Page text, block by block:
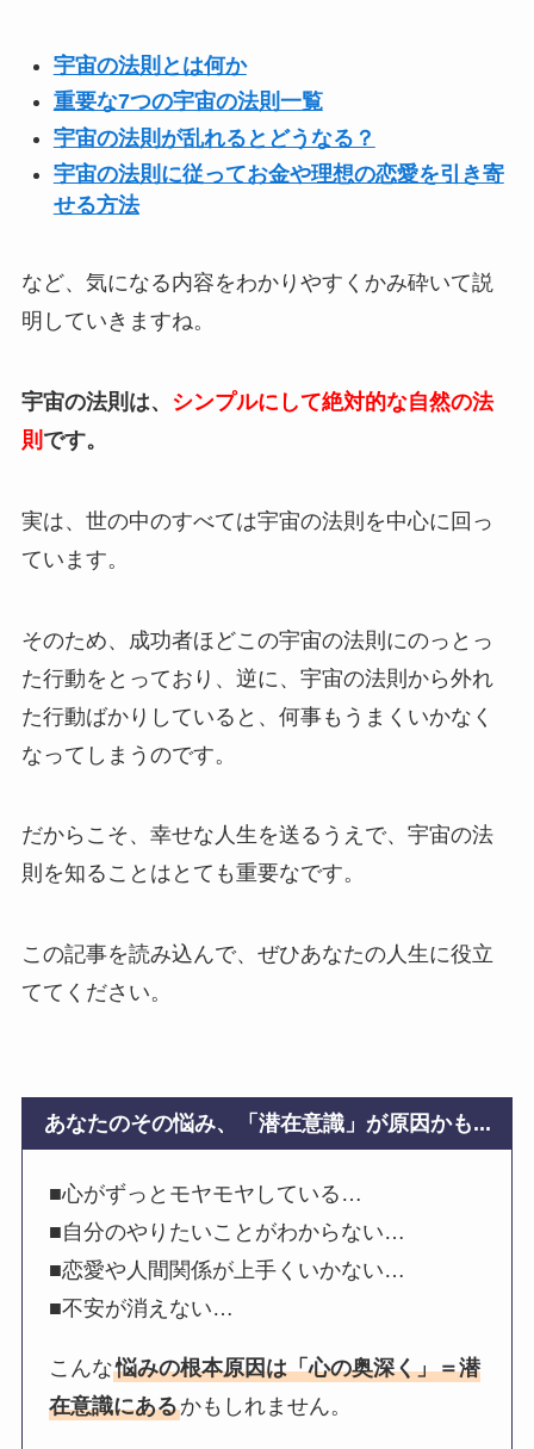
宇宙の法則とは何か
重要な7つの宇宙の法則一覧
宇宙の法則が乱れるとどうなる？
宇宙の法則に従ってお金や理想の恋愛を引き寄
せる方法
など、気になる内容をわかりやすくかみ砕いて説
明していきますね。
宇宙の法則は、 シンプルにして絶対的な自然の法
則 です。
実は、世の中のすべては宇宙の法則を中心に回っ
ています。
そのため、成功者ほどこの宇宙の法則にのっとっ
た行動をとっており、逆に、宇宙の法則から外れ
た行動ばかりしていると、何事もうまくいかなく
なってしまうのです。
だからこそ、幸せな人生を送るうえで、宇宙の法
則を知ることはとても重要なです。
この記事を読み込んで、ぜひあなたの人生に役立
ててください。
あなたのその悩み、「潜在意識」が原因かも...
■心がずっとモヤモヤしている…
■自分のやりたいことがわからない…
■恋愛や人間関係が上手くいかない…
■不安が消えない…
こんな悩みの根本原因は「心の奥深く」＝潜
在意識にあるかもしれません。